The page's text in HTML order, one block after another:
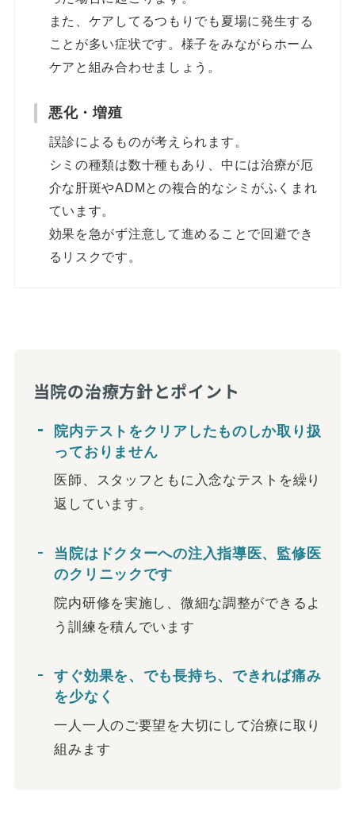
また、ケアしてるつもりでも夏場に発生する
ことが多い症状です。様子をみながらホーム
ケアと組み合わせましょう。
悪化・増殖
誤診によるものが考えられます。
シミの種類は数十種もあり、中には治療が厄
介な肝斑やADMとの複合的なシミがふくまれ
ています。
効果を急がず注意して進めることで回避でき
るリスクです。
当院の治療方針とポイント
院内テストをクリアしたものしか取り扱
っておりません
医師、スタッフともに入念なテストを繰り
返しています。
当院はドクターへの注入指導医、監修医
のクリニックです
院内研修を実施し、微細な調整ができるよ
う訓練を積んでいます
すぐ効果を、でも長持ち、できれば痛み
を少なく
一人一人のご要望を大切にして治療に取り
組みます